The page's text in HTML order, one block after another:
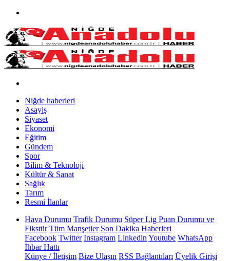
Niğde haberleri
Asayiş
Siyaset
Ekonomi
Eğitim
Gündem
Spor
Bilim & Teknoloji
Kültür & Sanat
Sağlık
Tarım
Resmi İlanlar
Hava Durumu Trafik Durumu Süper Lig Puan Durumu ve
Fikstür Tüm Manşetler Son Dakika Haberleri
Facebook Twitter Instagram Linkedin Youtube WhatsApp
İhbar Hattı
Künye / İletişim Bize Ulaşın RSS Bağlantıları Üyelik Girişi